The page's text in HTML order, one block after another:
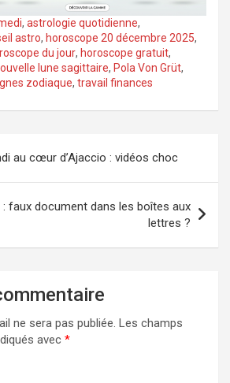
, astrologie quotidienne,
astro, horoscope 20 décembre 2025,
du jour, horoscope gratuit,
lune sagittaire, Pola Von Grüt,
zodiaque, travail finances
au cœur d’Ajaccio : vidéos choc
faux document dans les boîtes aux
lettres ?
ne sera pas publiée. Les champs
avec *